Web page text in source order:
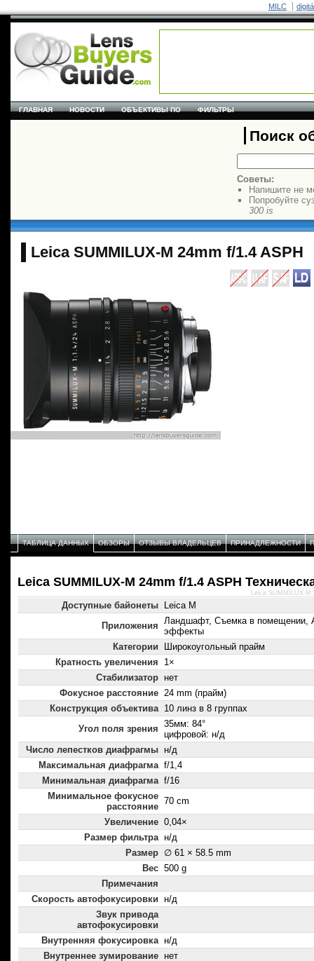
MILC
ГЛАВНАЯ НОВОСТИ ОБЪЕКТИВЫ ПО ФИЛЬТРЫ
Поиск
Советы:
Напишите не
Попробуйте
300 is
Leica SUMMILUX-M 24mm f/1.4 ASPH
ТАБЛИЦА ДАННЫХ ОБЗОРЫ ОТЗЫВЫ ВЛАДЕЛЬЦЕВ ПРИНАДЛЕЖНОСТИ
Leica SUMMILUX-M 24mm f/1.4 ASPH
Доступные байонеты
Leica M
Приложения Ландшафт, Съемка в помещении,
эффекты
Категории
Широкоугольный прайм
Кратность увеличения
1×
Стабилизатор нет
Фокусное расстояние 24 mm (прайм)
Конструкция объектива 10 линз в 8 группах
Угол поля зрения 35мм: 84°
цифровой: н/д
Число лепестков диафрагмы н/д
Максимальная диафрагма f/1,4
Минимальная диафрагма f/16
Минимальное фокусное
расстояние
70 cm
Увеличение 0,04×
Размер фильтра н/д
Размер ∅ 61 × 58.5 mm
Вес 500 g
Примечания
Скорость автофокусировки н/д
Звук привода
автофокусировки
Внутренняя фокусировка н/д
Внутреннее зумирование нет
Leica SUMMILUX-M